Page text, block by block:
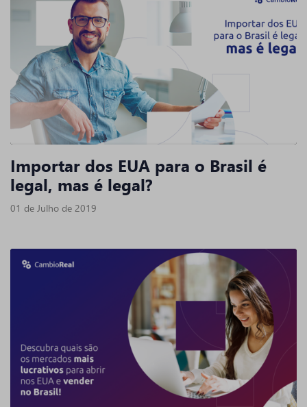
Importar dos EUA para o Brasil é
legal, mas é legal?
01 de Julho de 2019